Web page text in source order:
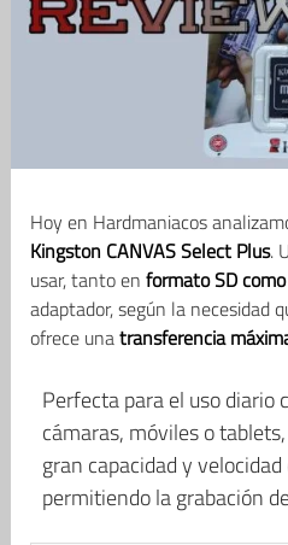
Hoy en Hardmaniacos
Kingston CANVAS Select Plus.
usar, tanto en formato SD
adaptador, según la necesidad
ofrece unatransferencia
Perfecta para el uso diario
cámaras, móviles o
gran capacidad y
permitiendo la grabación